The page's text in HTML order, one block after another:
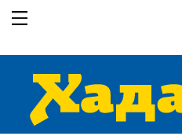
основного